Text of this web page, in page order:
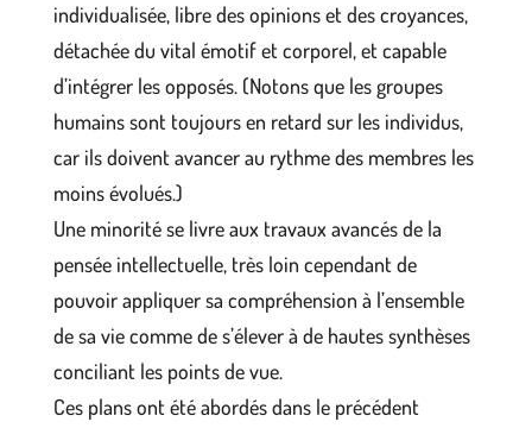
individualisée, libre des opinions et des croyances,
détachée du vital émotif et corporel, et capable
d’intégrer les opposés. (Notons que les groupes
humains sont toujours en retard sur les individus,
car ils doivent avancer au rythme des membres les
moins évolués.)
Une minorité se livre aux travaux avancés de la
pensée intellectuelle, très loin cependant de
pouvoir appliquer sa compréhension à l’ensemble
de sa vie comme de s’élever à de hautes synthèses
conciliant les points de vue.
Ces plans ont été abordés dans le précédent